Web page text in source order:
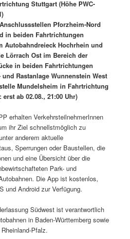
Stuttgart (Höhe PWC-
Pforzheim-Nord
in beiden Fahrtrichtungen
Autobahndreieck Hochrhein und
Lörrach Ost im Bereich der
in beiden Fahrtrichtungen
Rastanlage Wunnenstein West
Mundelsheim in Fahrtrichtung
ab 02.08., 21:00 Uhr)
erhalten VerkehrsteilnehmerInnen
ihr Ziel schnellstmöglich zu
anderem aktuelle
Sperrungen oder Baustellen, die
und eine Übersicht über die
Park- und
Die App ist kostenlos,
und Android zur Verfügung.
Südwest ist verantwortlich
in Baden-Württemberg sowie
Pfalz.